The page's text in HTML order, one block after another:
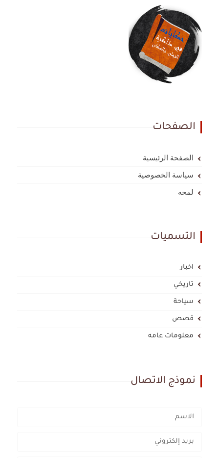
الصفحات
الصفحة الرئيسية
سياسة الخصوصية
لمحه
التسميات
اخبار
تاريخي
سياحة
قصص
معلومات عامه
نموذج الاتصال